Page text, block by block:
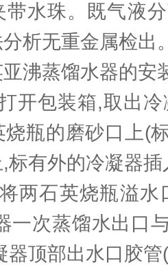
带水珠。既气液
析无重金属检出
蒸馏水器的安
包装箱,取出冷
烧瓶的磨砂口上(
标有外的冷凝器
石英烧瓶溢水
一次蒸馏水出口
器顶部出水口胶